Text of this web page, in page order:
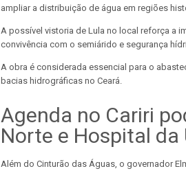
ampliar a distribuição de água em regiões
A possível vistoria de Lula no local reforça a
convivência com o semiárido e segurança
A obra é considerada essencial para o
bacias hidrográficas no Ceará.
Agenda no Cariri
Norte e Hospital da
Além do Cinturão das Águas, o governador